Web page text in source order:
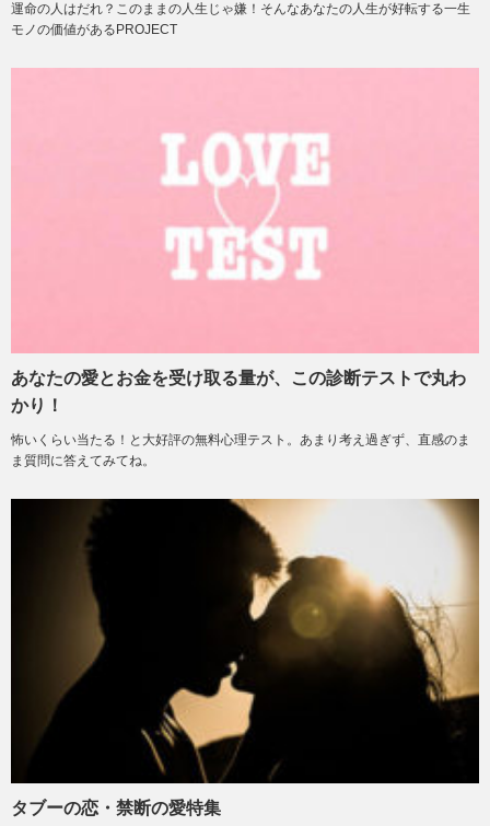
運命の人はだれ？このままの人生じゃ嫌！そんなあなたの人生が好転する一生
モノの価値があるPROJECT
あなたの愛とお金を受け取る量が、この診断テストで丸わ
かり！
怖いくらい当たる！と大好評の無料心理テスト。あまり考え過ぎず、直感のま
ま質問に答えてみてね。
タブーの恋・禁断の愛特集